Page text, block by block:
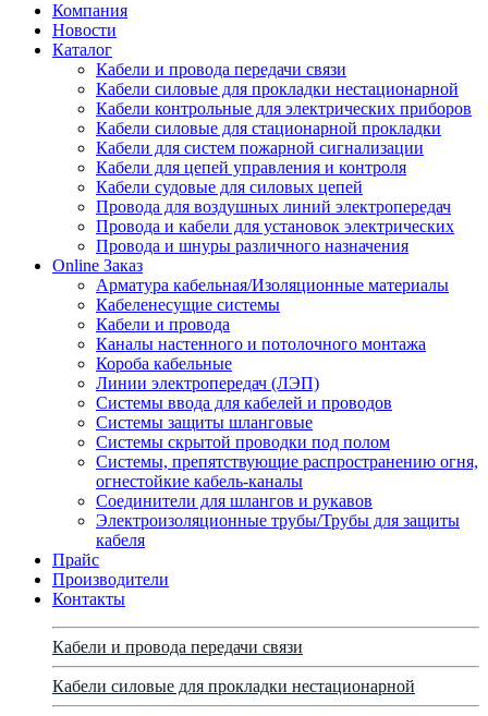
Компания
Новости
Каталог
Кабели и провода передачи связи
Кабели силовые для прокладки нестационарной
Кабели контрольные для электрических приборов
Кабели силовые для стационарной прокладки
Кабели для систем пожарной сигнализации
Кабели для цепей управления и контроля
Кабели судовые для силовых цепей
Провода для воздушных линий электропередач
Провода и кабели для установок электрических
Провода и шнуры различного назначения
Online Заказ
Арматура кабельная/Изоляционные материалы
Кабеленесущие системы
Кабели и провода
Каналы настенного и потолочного монтажа
Короба кабельные
Линии электропередач (ЛЭП)
Системы ввода для кабелей и проводов
Системы защиты шланговые
Системы скрытой проводки под полом
Системы, препятствующие распространению огня,
огнестойкие кабель-каналы
Соединители для шлангов и рукавов
Электроизоляционные трубы/Трубы для защиты
кабеля
Прайс
Производители
Контакты
Кабели и провода передачи связи
Кабели силовые для прокладки нестационарной